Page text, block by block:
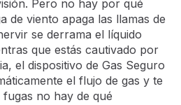
derrama su preciado
de hierro forjado de Beko le
a tu cocina. Un punto extra
quemadores
por una